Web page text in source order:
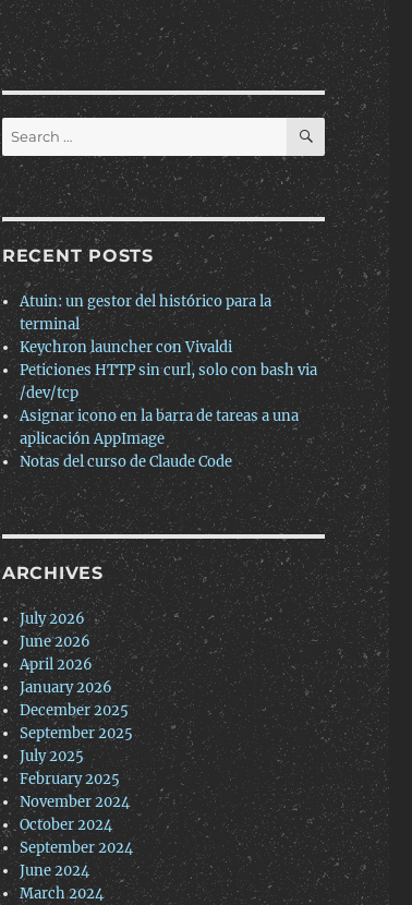
Search
for:
SEARCH
RECENT POSTS
Atuin: un gestor del histórico para la
terminal
Keychron launcher con Vivaldi
Peticiones HTTP sin curl, solo con bash via
/dev/tcp
Asignar icono en la barra de tareas a una
aplicación AppImage
Notas del curso de Claude Code
ARCHIVES
July 2026
June 2026
April 2026
January 2026
December 2025
September 2025
July 2025
February 2025
November 2024
October 2024
September 2024
June 2024
March 2024